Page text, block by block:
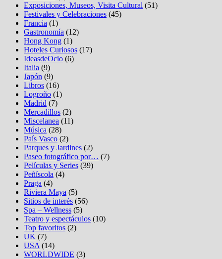
Exposiciones, Museos, Visita Cultural (51)
Festivales y Celebraciones (45)
Francia (1)
Gastronomía (12)
Hong Kong (1)
Hoteles Curiosos (17)
IdeasdeOcio (6)
Italia (9)
Japón (9)
Libros (16)
Logroño (1)
Madrid (7)
Mercadillos (2)
Miscelanea (11)
Música (28)
País Vasco (2)
Parques y Jardines (2)
Paseo fotográfico por… (7)
Películas y Series (39)
Peñíscola (4)
Praga (4)
Riviera Maya (5)
Sitios de interés (56)
Spa – Wellness (5)
Teatro y espectáculos (10)
Top favoritos (2)
UK (7)
USA (14)
WORLDWIDE (3)